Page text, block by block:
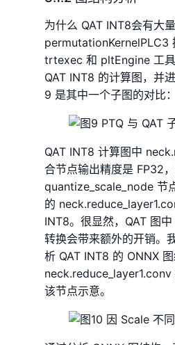
为什么 QAT INT8会有大
permutationKernelPLC3
trtexec 和 pltEngine 工
QAT INT8 的计算图，并
9 是其中一个子图的对比：
QAT INT8 计算图中
合节点输出精度是 FP32
quantize_scale_node 节
的
INT8。很显然，QAT 图
转换会带来额外的开销。
析 QAT INT8 的 ONNX
neck.reduce_layer1.conv
该节点示意。